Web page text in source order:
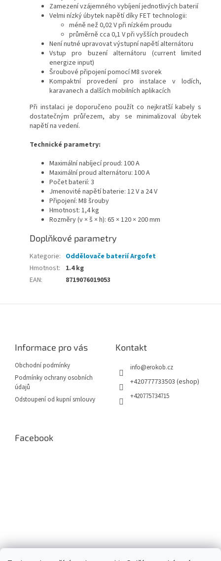
Zamezení vzájemného vybíjení jednotlivých baterií
Velmi nízký úbytek napětí díky FET technologii:
méně než 0,02 V při nízkém proudu
průměrně cca 0,1 V při vyšších proudech
Není nutné upravovat výstupní napětí alternátoru
Vstup pro buzení alternátoru (current limited
energize input)
Šroubové připojení pomocí M8 svorek
Kompaktní provedení pro instalace v lodích,
karavanech a dalších mobilních aplikacích
Při instalaci je doporučeno použít co nejkratší kabely s
dostatečným průřezem, aby se minimalizoval úbytek
napětí na vedení.
Technické parametry:
Maximální nabíjecí proud: 100 A
Maximální proud alternátoru: 100 A
Počet baterií: 3
Jmenovité napětí baterie: 12 V a 24 V
Připojení: M8 šrouby
Hmotnost: 1,4 kg
Rozměry (v × š × h): 65 × 120 × 200 mm
Doplňkové parametry
Kategorie: Oddělovače baterií Argofet
Hmotnost:
1.4 kg
EAN: 8719076019053
Informace pro vás
Obchodní podmínky
Podmínky ochrany osobních
údajů
Odstoupení od kupní smlouvy
Kontakt
info@erokob.cz
+420777733503 (eshop)
+420775734715
Facebook